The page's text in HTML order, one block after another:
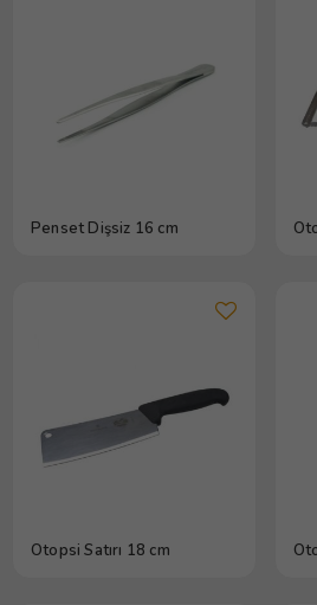
Penset Dişsiz 16 cm
Otopsi Satırı 18 cm